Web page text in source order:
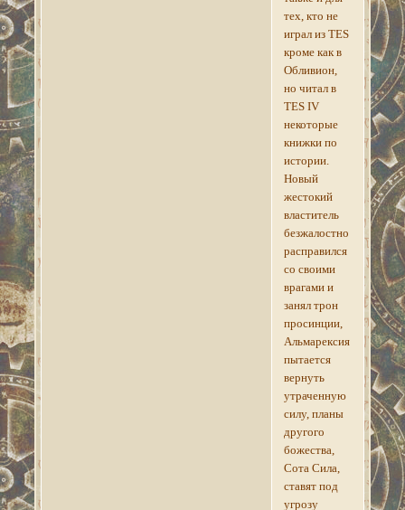
тех, кто не
играл из TES
кроме как в
Обливион,
но читал в
TES IV
некоторые
книжки по
истории.
Новый
жестокий
властитель
безжалостно
расправился
со своими
врагами и
занял трон
просинции,
Альмарексия
пытается
вернуть
утраченную
силу, планы
другого
божества,
Сота Сила,
ставят под
угрозу